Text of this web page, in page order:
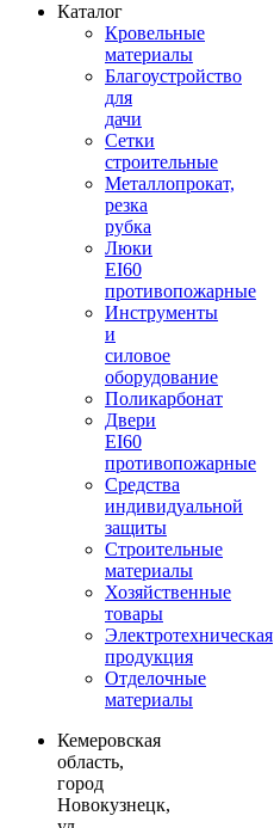
Каталог
Кровельные
материалы
Благоустройство
для
дачи
Сетки
строительные
Металлопрокат,
резка
рубка
Люки
EI60
противопожарные
Инструменты
и
силовое
оборудование
Поликарбонат
Двери
EI60
противопожарные
Средства
индивидуальной
защиты
Строительные
материалы
Хозяйственные
товары
Электротехническая
продукция
Отделочные
материалы
Кемеровская
область,
город
Новокузнецк,